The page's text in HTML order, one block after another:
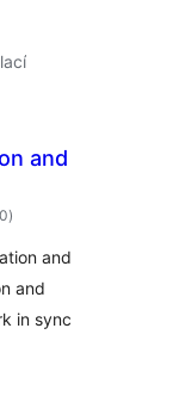
and
celkové
hodnocení
)
and
and
in sync